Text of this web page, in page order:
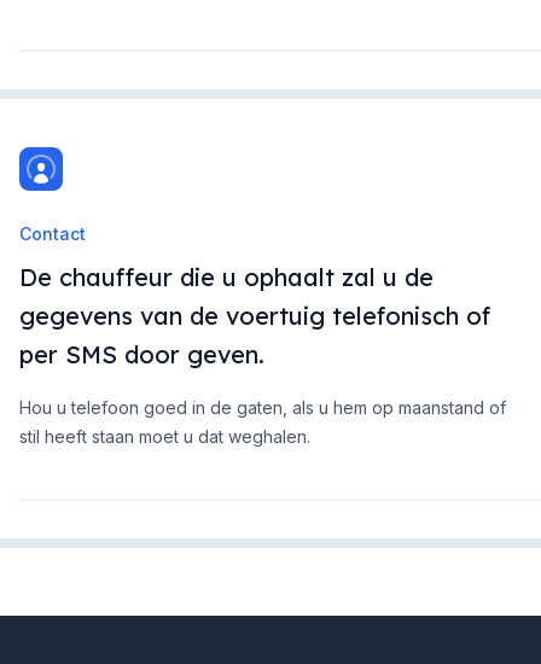
Contact
De chauffeur die u ophaalt zal u de
gegevens van de voertuig telefonisch of
per SMS door geven.
Hou u telefoon goed in de gaten, als u hem op maanstand of
stil heeft staan moet u dat weghalen.